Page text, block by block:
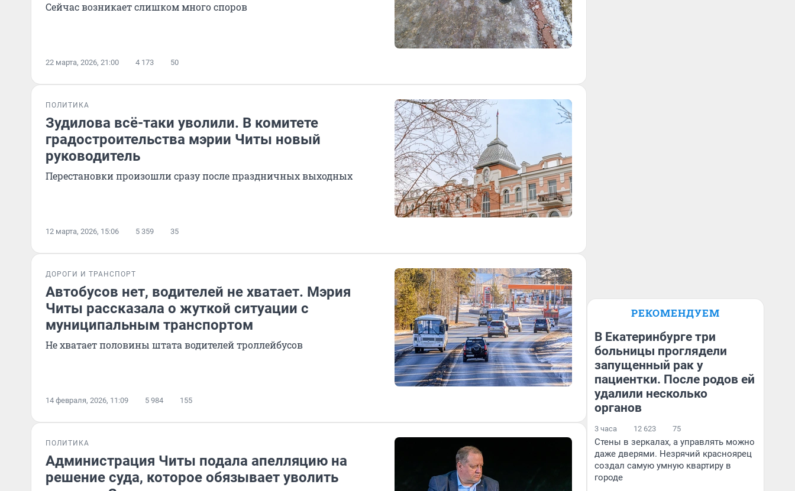
Сейчас возникает слишком много споров
22 марта, 2026, 21:00 4 173 50
ПОЛИТИКА
Зудилова всё-таки уволили. В комитете
градостроительства мэрии Читы новый
руководитель
Перестановки произошли сразу после праздничных выходных
12 марта, 2026, 15:06 5 359 35
ДОРОГИ И ТРАНСПОРТ
Автобусов нет, водителей не хватает. Мэрия
Читы рассказала о жуткой ситуации с
муниципальным транспортом
Не хватает половины штата водителей троллейбусов
14 февраля, 2026, 11:09 5 984 155
ПОЛИТИКА
Администрация Читы подала апелляцию на
решение суда, которое обязывает уволить
РЕКОМЕНДУЕМ
В Екатеринбурге три
больницы проглядели
запущенный рак у
пациентки. После родов ей
удалили несколько
органов
3 часа 12 623 75
Стены в зеркалах, а управлять можно
даже дверями. Незрячий красноярец
создал самую умную квартиру в
городе